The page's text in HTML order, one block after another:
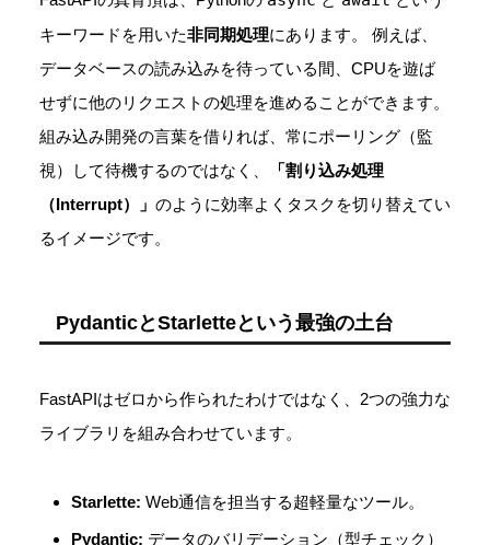
キーワードを用いた非同期処理にあります。 例えば、
データベースの読み込みを待っている間、CPUを遊ば
せずに他のリクエストの処理を進めることができます。
組み込み開発の言葉を借りれば、常にポーリング（監
視）して待機するのではなく、
「割り込み処理
（Interrupt）」 のように効率よくタスクを切り替えてい
るイメージです。
PydanticとStarletteという最強の土台
FastAPIはゼロから作られたわけではなく、2つの強力な
ライブラリを組み合わせています。
Starlette: Web通信を担当する超軽量なツール。
Pydantic: データのバリデーション（型チェック）